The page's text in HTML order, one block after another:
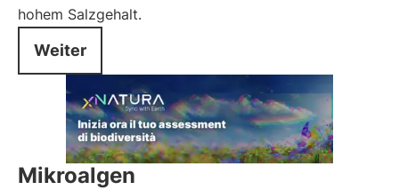
hohem Salzgehalt.
Weiter
Mikroalgen